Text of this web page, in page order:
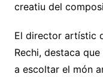
creatiu del
El director artístic
Rechi, destaca
a escoltar el món